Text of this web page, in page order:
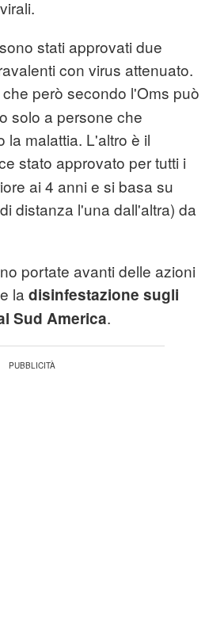
stati approvati due
con virus attenuato.
che però secondo l'Oms può
solo a persone che
la malattia. L'altro è il
stato approvato per tutti i
ai 4 anni e si basa su
distanza l'una dall'altra) da
portate avanti delle azioni
la disinfestazione sugli
Sud America.